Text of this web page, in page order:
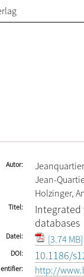
Autor
Jean-
Holzinger,
Titel
databases
Datei [3.74 MB]
DOI 10.1186/
http://